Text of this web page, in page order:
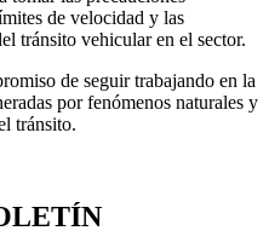
de velocidad y las
tránsito vehicular en el sector.
de seguir trabajando en la
por fenómenos naturales y
tránsito.